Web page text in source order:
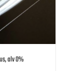
alv 0%